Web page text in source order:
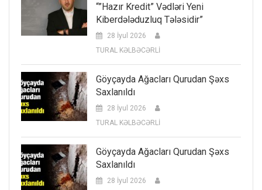
“”Hazır Kredit” Vədləri Yeni
Kiberdələduzluq Tələsidir”
28 İyul 2026
TURAL KƏLBƏCƏRLİ
Göyçayda Ağacları Qurudan Şəxs
Saxlanıldı
28 İyul 2026
TURAL KƏLBƏCƏRLİ
Göyçayda Ağacları Qurudan Şəxs
Saxlanıldı
28 İyul 2026